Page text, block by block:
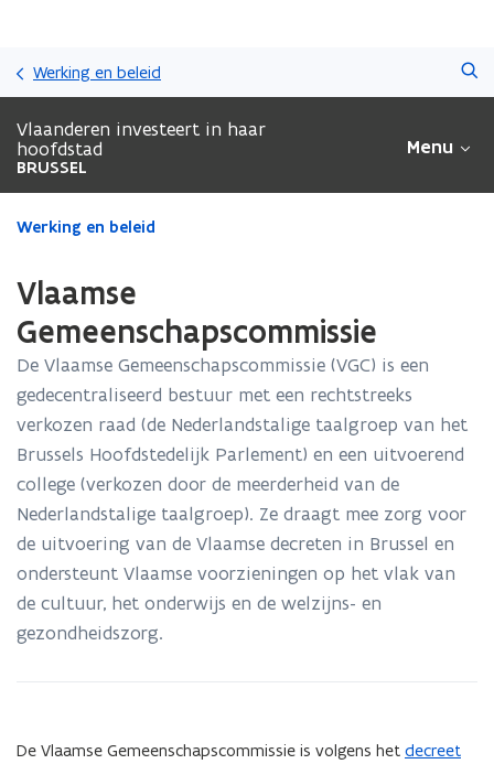
inhoud
Werking en beleid
Vlaanderen investeert in haar
hoofdstad
BRUSSEL
Menu
Gedaan
bevindt
zich
op:
Vlaamse
Gemeenschapscommissie
Werking en beleid
Vlaamse
Gemeenschapscommissie
De Vlaamse Gemeenschapscommissie (VGC) is een
gedecentraliseerd bestuur met een rechtstreeks
verkozen raad (de Nederlandstalige taalgroep van het
Brussels Hoofdstedelijk Parlement) en een uitvoerend
college (verkozen door de meerderheid van de
Nederlandstalige taalgroep). Ze draagt mee zorg voor
de uitvoering van de Vlaamse decreten in Brussel en
ondersteunt Vlaamse voorzieningen op het vlak van
de cultuur, het onderwijs en de welzijns- en
gezondheidszorg.
De Vlaamse Gemeenschapscommissie is volgens het decreet
(